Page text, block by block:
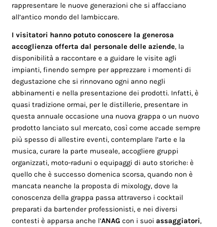
rappresentare le nuove generazioni che si affacciano
all’antico mondo del lambiccare.
I visitatori hanno potuto conoscere la generosa
accoglienza offerta dal personale delle aziende, la
disponibilità a raccontare e a guidare le visite agli
impianti, finendo sempre per apprezzare i momenti di
degustazione che si rinnovano ogni anno negli
abbinamenti e nella presentazione dei prodotti. Infatti, è
quasi tradizione ormai, per le distillerie, presentare in
questa annuale occasione una nuova grappa o un nuovo
prodotto lanciato sul mercato, così come accade sempre
più spesso di allestire eventi, contemplare l’arte e la
musica, curare la parte museale, accogliere gruppi
organizzati, moto-raduni o equipaggi di auto storiche: è
quello che è successo domenica scorsa, quando non è
mancata neanche la proposta di mixology, dove la
conoscenza della grappa passa attraverso i cocktail
preparati da bartender professionisti, e nei diversi
contesti è apparsa anche l’ANAG con i suoiassaggiatori,